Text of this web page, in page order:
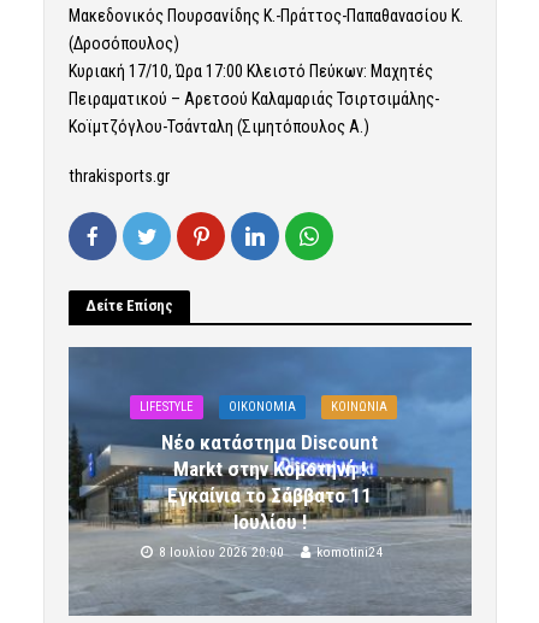
Μακεδονικός Πουρσανίδης Κ.-Πράττος-Παπαθανασίου Κ.
(Δροσόπουλος)
Κυριακή 17/10, Ώρα 17:00 Κλειστό Πεύκων: Μαχητές
Πειραματικού – Αρετσού Καλαμαριάς Τσιρτσιμάλης-
Κοϊμτζόγλου-Τσάνταλη (Σιμητόπουλος Α.)
thrakisports.gr
Δείτε Επίσης
LIFESTYLE OIKONOMIA ΚΟΙΝΩΝΙΑ
Νέο κατάστημα Discount
Markt στην Κομοτηνή !
Εγκαίνια το Σάββατο 11
Ιουλίου !
8 Ιουλίου 2026 20:00 komotini24